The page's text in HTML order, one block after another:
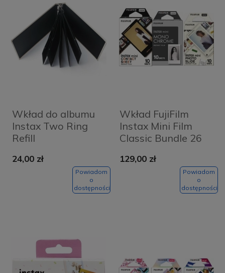
Wkład do albumu
Instax Two Ring
Refill
24,00 zł
Powiadom
o
dostępności
Wkład FujiFilm
Instax Mini Film
Classic Bundle 26
129,00 zł
Powiadom
o
dostępności